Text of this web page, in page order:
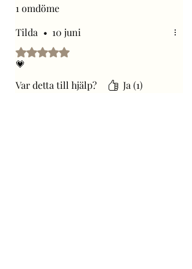
1 omdöme
Tilda • 10 juni
Betygsatt till 5 av 5 stjärnor.
💗
Var detta till hjälp?
Ja (1)